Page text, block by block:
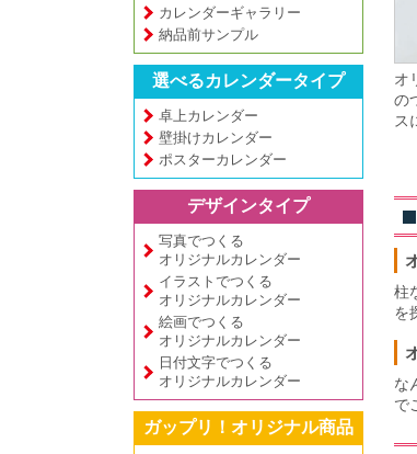
カレンダーギャラリー
納品前サンプル
選べるカレンダータイプ
卓上カレンダー
壁掛けカレンダー
ポスターカレンダー
デザインタイプ
写真でつくる
オリジナルカレンダー
イラストでつくる
オリジナルカレンダー
絵画でつくる
オリジナルカレンダー
日付文字でつくる
オリジナルカレンダー
ガップリ！オリジナル商品
オ
の
ス
柱
を
な
で